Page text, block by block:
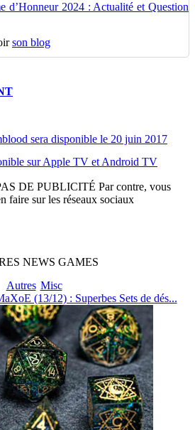
d’Honneur 2024 : Actualité et Question
son blog
sera disponible le 20 juin 2017
sur Apple TV et Android TV
DE PUBLICITÉ Par contre, vous
faire sur les réseaux sociaux
NEWS GAMES
Autres Misc
(13/12) : Superbes Sets de dés...